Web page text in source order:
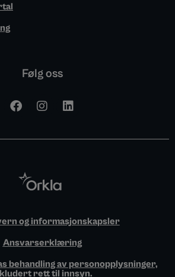
Følg oss
F
a
k
I
n
a
m
L
i
og informasjonskapsler
Ansvarserklæring
behandling av personopplysninger,
rett til innsyn.